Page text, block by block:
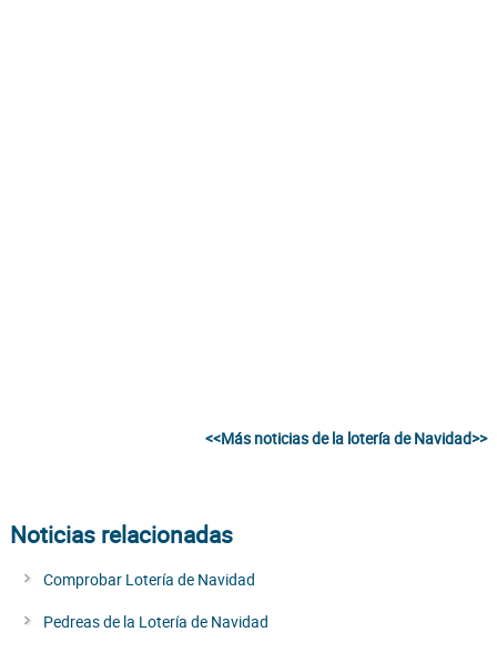
<<Más noticias de la lotería de Navidad>>
Noticias relacionadas
Comprobar Lotería de Navidad
Pedreas de la Lotería de Navidad